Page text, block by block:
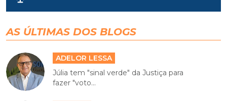
AS ÚLTIMAS DOS BLOGS
ADELOR LESSA
Júlia tem "sinal verde" da Justiça para
fazer "voto...